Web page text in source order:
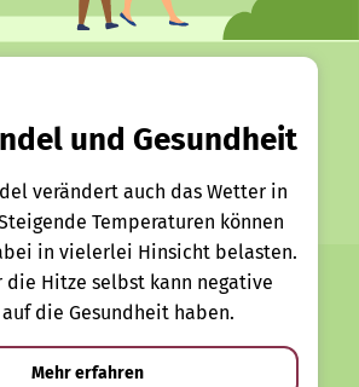
und Gesundheit
verändert auch das Wetter in
Temperaturen können
in vielerlei Hinsicht belasten.
die Hitze selbst kann negative
die Gesundheit haben.
Mehr erfahren